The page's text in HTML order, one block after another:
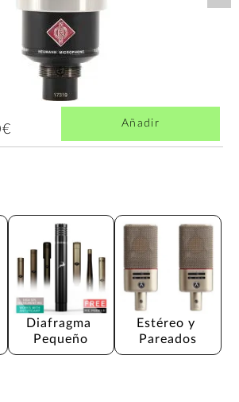
Añadir
Diafragma
Pequeño
Estéreo y
Pareados